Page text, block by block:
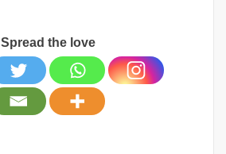
Spread the love